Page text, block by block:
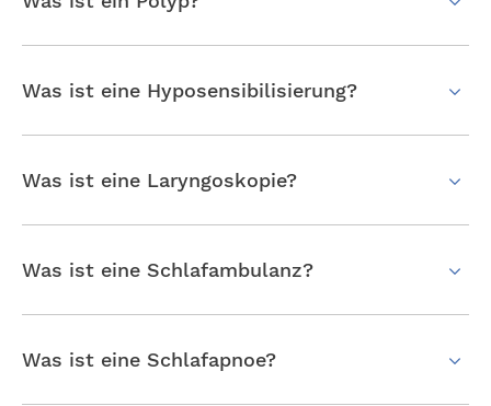
Was ist eine Hyposensibilisierung?
Was ist eine Laryngoskopie?
Was ist eine Schlafambulanz?
Was ist eine Schlafapnoe?